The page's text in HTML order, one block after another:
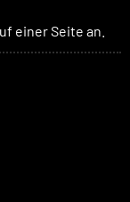
einer Seite an.